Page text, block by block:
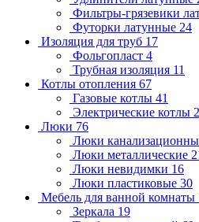
Фильтры-грязевики
Футорки латунные 24
Изоляция для труб 17
Фольгопласт 4
Трубная изоляция 11
Котлы отопления 67
Газовые котлы 41
Электрические котлы
Люки 76
Люки
Люки металлические
Люки невидимки 16
Люки пластиковые 30
Мебель для ванной комнаты
Зеркала 19